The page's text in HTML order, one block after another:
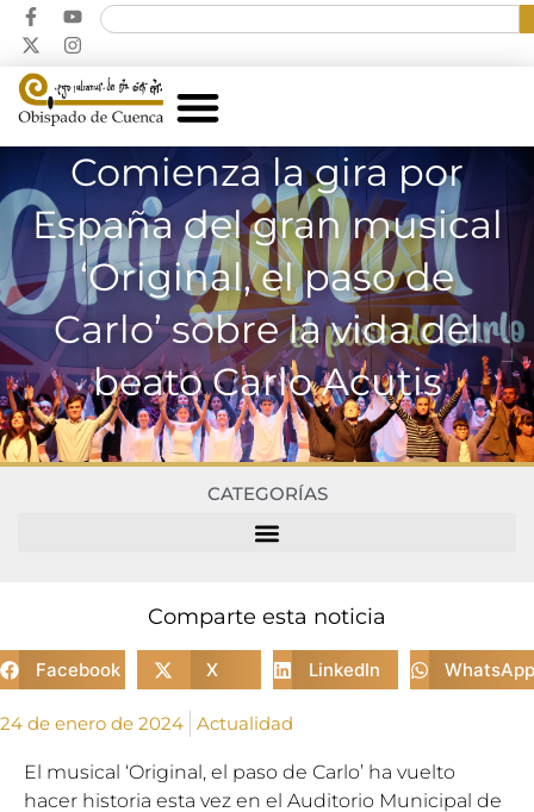
Comienza la gira por
España del gran musical
‘Original, el paso de
Carlo’ sobre la vida del
beato Carlo Acutis
CATEGORÍAS
Comparte esta noticia
Facebook X LinkedIn WhatsApp
24 de enero de 2024 Actualidad
El musical ‘Original, el paso de Carlo’ ha vuelto
hacer historia esta vez en el Auditorio Municipal de